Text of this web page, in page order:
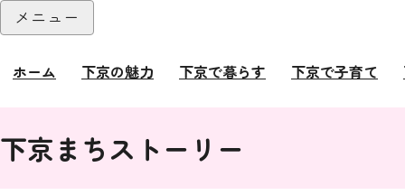
本文へ
メニュー
ホーム 下京の魅力 下京で暮らす 下京で子育て
下京まちストーリー